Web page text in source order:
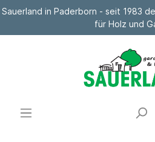
Sauerland in Paderborn - seit 1983
für Holz und